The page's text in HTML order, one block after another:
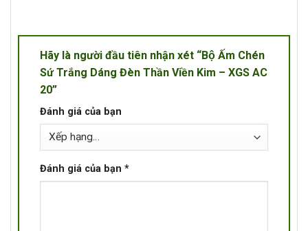
Hãy là người đầu tiên nhận xét “Bộ Ấm Chén
Sứ Trắng Dáng Đèn Thần Viền Kim – XGS AC
20”
Đánh giá của bạn
Đánh giá của bạn *